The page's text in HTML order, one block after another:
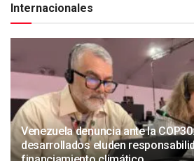
Internacionales
Venezuela denuncia ante la
desarrollados eluden